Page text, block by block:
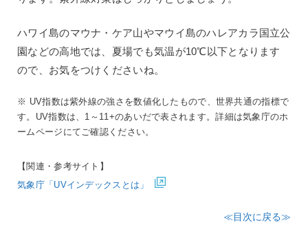
ハワイ島のマウナ・ケア山やマウイ島のハレアカラ国立公
園などの高地では、夏場でも気温が10℃以下となります
ので、お気をつけくださいね。
※ UV指数は紫外線の強さを数値化したもので、世界共通の指標で
す。UV指数は、1～11+のあいだで表されます。詳細は気象庁のホ
ームページにてご確認ください。
【関連・参考サイト】
気象庁「UVインデックスとは」
≪目次に戻る≫